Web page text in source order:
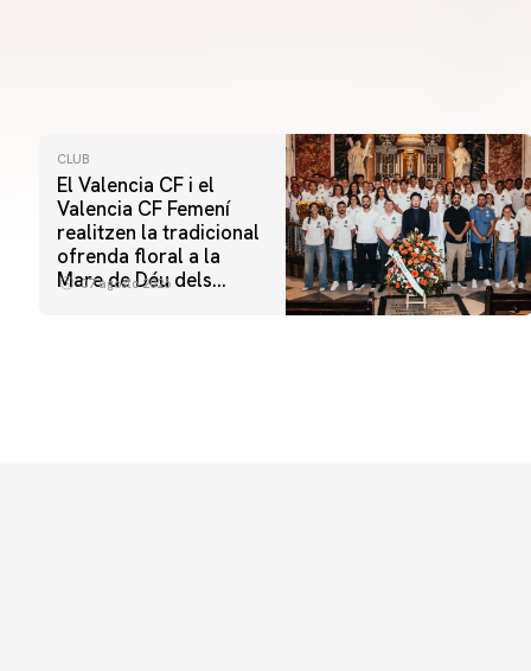
CLUB
El Valencia CF i el
Valencia CF Femení
realitzen la tradicional
ofrenda floral a la
Mare de Déu dels
07 agosto 2026